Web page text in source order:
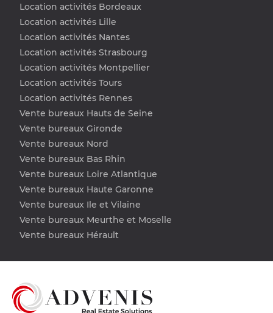
Location activités Bordeaux
Location activités Lille
Location activités Nantes
Location activités Strasbourg
Location activités Montpellier
Location activités Tours
Location activités Rennes
Vente bureaux Hauts de Seine
Vente bureaux Gironde
Vente bureaux Nord
Vente bureaux Bas Rhin
Vente bureaux Loire Atlantique
Vente bureaux Haute Garonne
Vente bureaux Ile et Vilaine
Vente bureaux Meurthe et Moselle
Vente bureaux Hérault